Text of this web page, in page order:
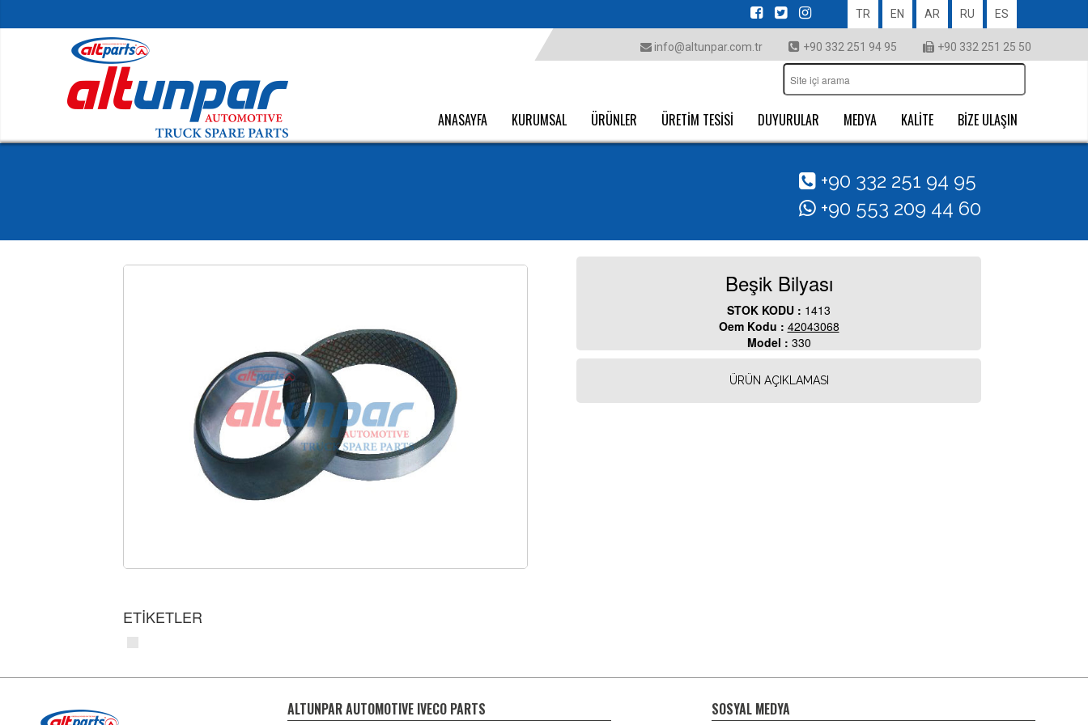
TR EN AR RU ES
info@altunpar.com.tr +90 332 251 94 95 +90 332 251 25 50
ANASAYFA KURUMSAL ÜRÜNLER ÜRETİM TESİSİ DUYURULAR MEDYA KALİTE BİZE ULAŞIN
+90 332 251 94 95
+90 553 209 44 60
Beşik Bilyası
STOK KODU : 1413
Oem Kodu : 42043068
Model : 330
ÜRÜN AÇIKLAMASI
ETİKETLER
ALTUNPAR AUTOMOTIVE IVECO PARTS SOSYAL MEDYA